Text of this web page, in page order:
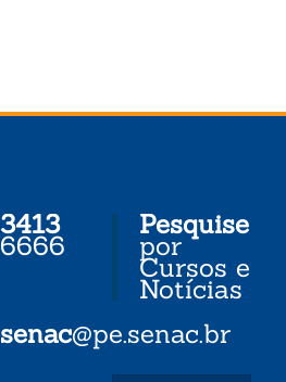
3413
6666
senac@pe.senac.br
Pesquise
por
Cursos e
Notícias